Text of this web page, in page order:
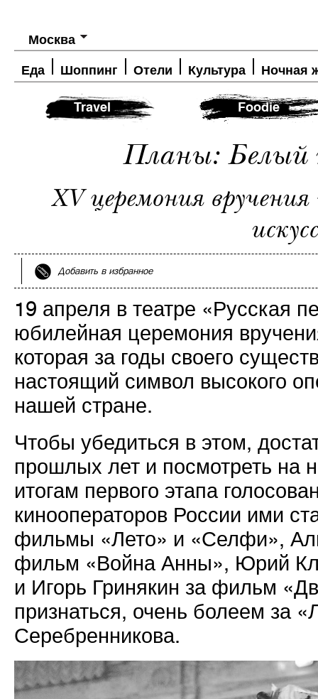
Москва
Еда Шоппинг Отели Культура Ночная
Travel Foodie
Планы: Белый
XV церемония
Добавить в избранное
19 апреля в театре «Русская
юбилейная церемония
которая за годы своего
настоящий символ высокого
нашей стране.
Чтобы убедиться в этом,
прошлых лет и посмотреть на
итогам первого этапа
кинооператоров России ими
фильмы «Лето» и «Селфи»,
фильм «Война Анны», Юрий
и Игорь Гринякин за фильм
признаться, очень болеем за
Серебренникова.